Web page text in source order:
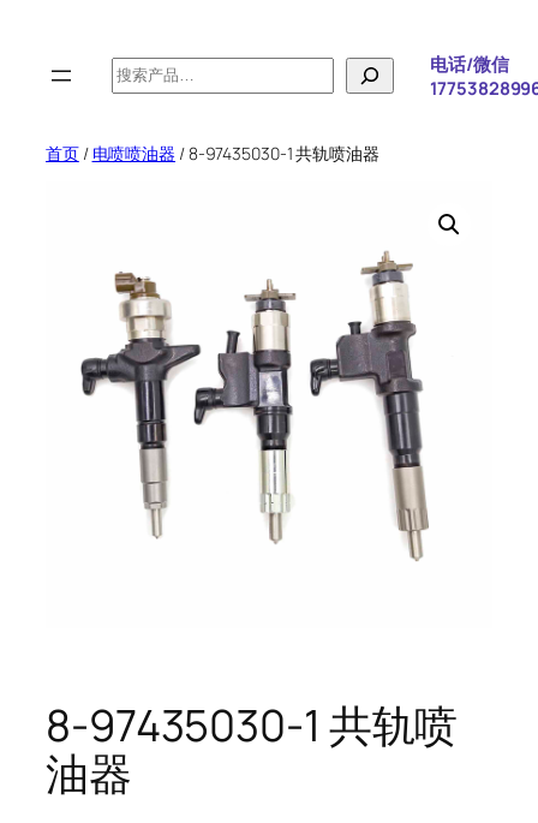
搜
索
电话/微信
首页/ 电喷喷油器 / 8-97435030-1 共轨喷油器
8-97435030-1 共轨喷
油器